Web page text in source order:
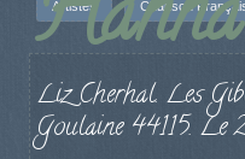
Artistes Chanson
Liz Cherhal. Les
Goulaine 44115. Le